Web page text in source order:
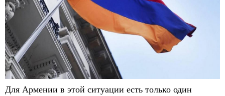
Для Армении в этой ситуации есть только один